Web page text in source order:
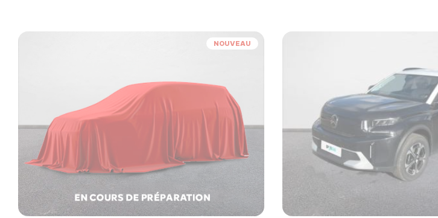
NOUVEAU